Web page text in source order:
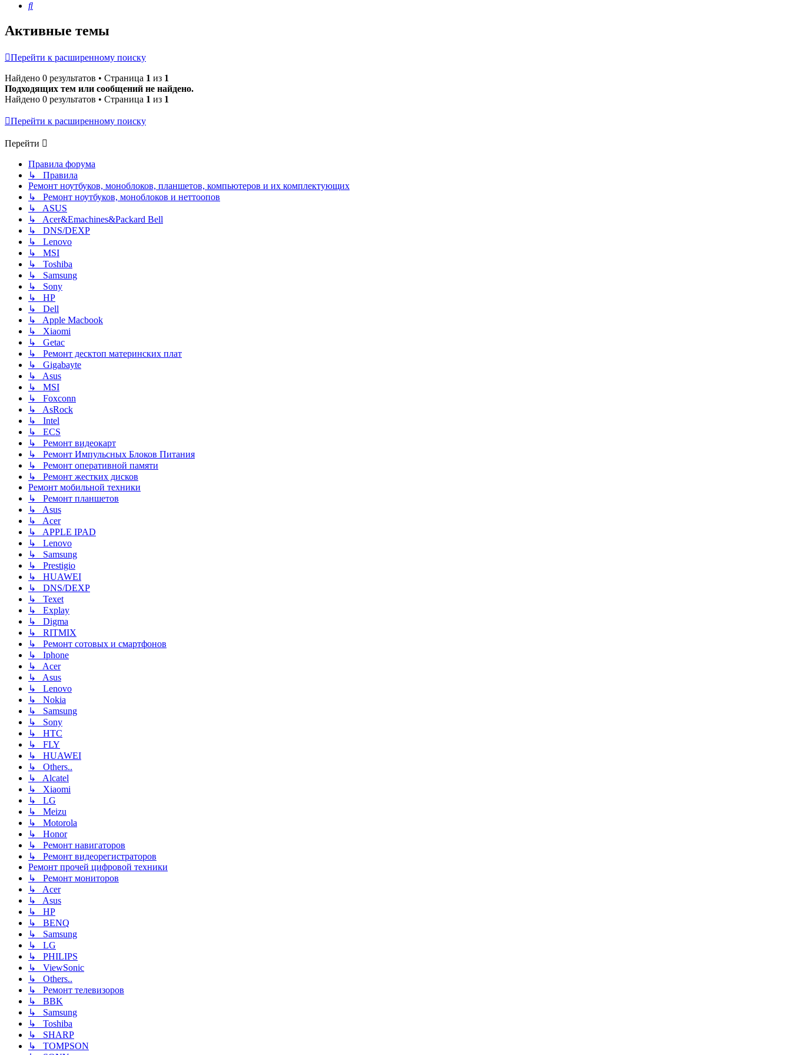
Поиск
Активные темы
Перейти к расширенному поиску
Найдено 0 результатов • Страница 1 из 1
Подходящих тем или сообщений не найдено.
Найдено 0 результатов • Страница 1 из 1
Перейти к расширенному поиску
Перейти
Правила форума
↳ Правила
Ремонт ноутбуков, моноблоков, планшетов, компьютеров и их комплектующих
↳ Ремонт ноутбуков, моноблоков и неттоопов
↳ ASUS
↳ Acer&Emachines&Packard Bell
↳ DNS/DEXP
↳ Lenovo
↳ MSI
↳ Toshiba
↳ Samsung
↳ Sony
↳ HP
↳ Dell
↳ Apple Macbook
↳ Xiaomi
↳ Getac
↳ Ремонт десктоп материнских плат
↳ Gigabayte
↳ Asus
↳ MSI
↳ Foxconn
↳ AsRock
↳ Intel
↳ ECS
↳ Ремонт видеокарт
↳ Ремонт Импульсных Блоков Питания
↳ Ремонт оперативной памяти
↳ Ремонт жестких дисков
Ремонт мобильной техники
↳ Ремонт планшетов
↳ Asus
↳ Acer
↳ APPLE IPAD
↳ Lenovo
↳ Samsung
↳ Prestigio
↳ HUAWEI
↳ DNS/DEXP
↳ Texet
↳ Explay
↳ Digma
↳ RITMIX
↳ Ремонт сотовых и смартфонов
↳ Iphone
↳ Acer
↳ Asus
↳ Lenovo
↳ Nokia
↳ Samsung
↳ Sony
↳ HTC
↳ FLY
↳ HUAWEI
↳ Others..
↳ Alcatel
↳ Xiaomi
↳ LG
↳ Meizu
↳ Motorola
↳ Honor
↳ Ремонт навигаторов
↳ Ремонт видеорегистраторов
Ремонт прочей цифровой техники
↳ Ремонт мониторов
↳ Acer
↳ Asus
↳ HP
↳ BENQ
↳ Samsung
↳ LG
↳ PHILIPS
↳ ViewSonic
↳ Others..
↳ Ремонт телевизоров
↳ BBK
↳ Samsung
↳ Toshiba
↳ SHARP
↳ TOMPSON